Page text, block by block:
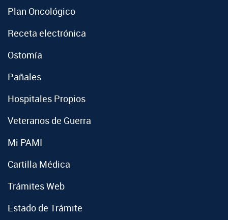
Plan Oncológico
Receta electrónica
Ostomía
Pañales
Hospitales Propios
Veteranos de Guerra
Mi PAMI
Cartilla Médica
Trámites Web
Estado de Trámite